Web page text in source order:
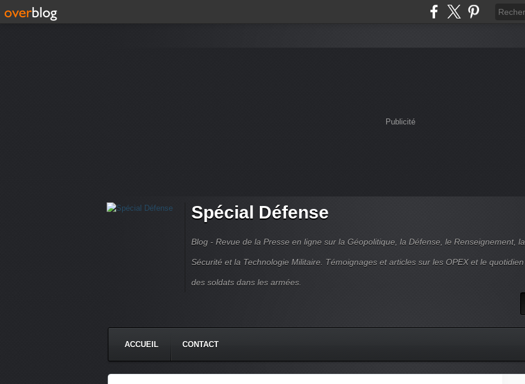
Publicité
Spécial Défense
Blog - Revue de la Presse en ligne sur la Géopolitique, la Défense, le Renseignement, la
Sécurité et la Technologie Militaire. Témoignages et articles sur les OPEX et le quotidien
des soldats dans les armées.
ACCUEIL CONTACT